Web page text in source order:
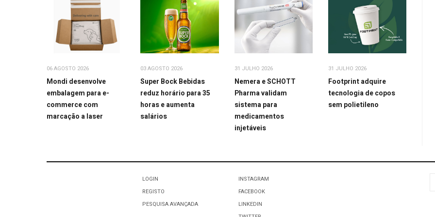
06 AGOSTO 2026
Mondi desenvolve
embalagem para e-
commerce com
marcação a laser
03 AGOSTO 2026
Super Bock Bebidas
reduz horário para 35
horas e aumenta
salários
31 JULHO 2026
Nemera e SCHOTT
Pharma validam
sistema para
medicamentos
injetáveis
31 JULHO 2026
Footprint adquire
tecnologia de copos
sem polietileno
LOGIN
REGISTO
PESQUISA AVANÇADA
INSTAGRAM
FACEBOOK
LINKEDIN